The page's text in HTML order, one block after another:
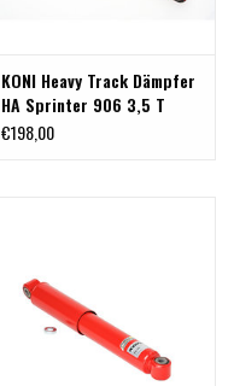
KONI Heavy Track Dämpfer
HA Sprinter 906 3,5 T
2WD
€198,00